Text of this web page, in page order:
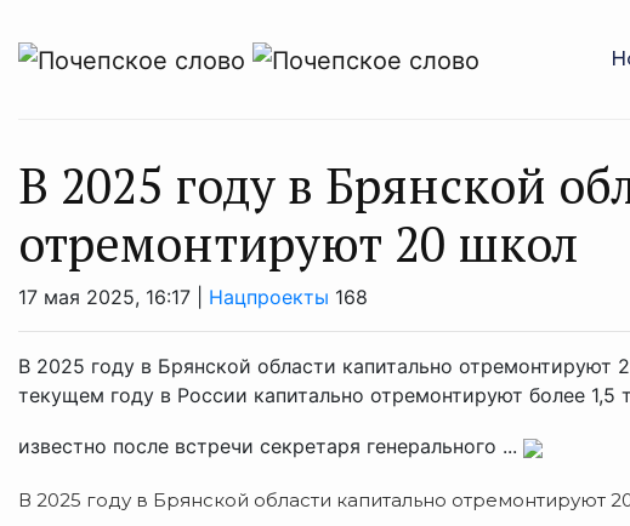
В 2025 году в Брянской
отремонтируют 20 школ
17 мая 2025, 16:17 | Нацпроекты 168
В 2025 году в Брянской области капитально
текущем году в России капитально отремонтируют более 1,5
известно после встречи секретаря генерального ...
В 2025 году в Брянской области капитально отремонтируют